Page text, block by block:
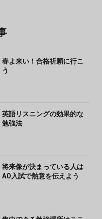
春よ来い！合格祈願に行こ
う
英語リスニングの効果的な
勉強法
将来像が決まっている人は
AO入試で熱意を伝えよう